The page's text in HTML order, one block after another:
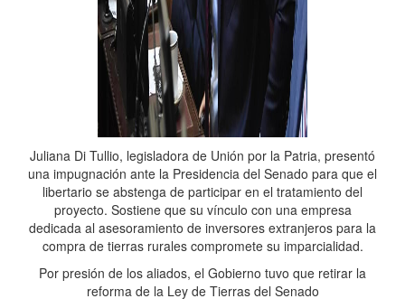
Juliana Di Tullio, legisladora de Unión por la Patria, presentó
una impugnación ante la Presidencia del Senado para que el
libertario se abstenga de participar en el tratamiento del
proyecto. Sostiene que su vínculo con una empresa
dedicada al asesoramiento de inversores extranjeros para la
compra de tierras rurales compromete su imparcialidad.
Por presión de los aliados, el Gobierno tuvo que retirar la
reforma de la Ley de Tierras del Senado